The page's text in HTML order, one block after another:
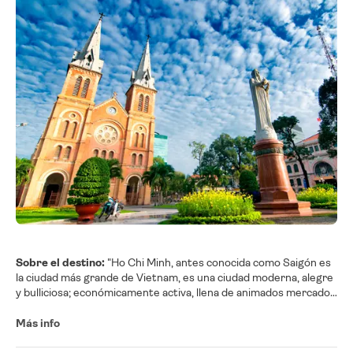
Sobre el destino: "Ho Chi Minh, antes conocida como Saigón es
la ciudad más grande de Vietnam, es una ciudad moderna, alegre
y bulliciosa; económicamente activa, llena de animados mercados
Aunque es la ciudad más moderna del país, conserva un sabor
Más info